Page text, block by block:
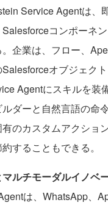
Service Agentは、
コンポーネ
企業は、フロー、
オブジェク
Agentにスキルを装
ダーと自然言語の命
のカスタムアクショ
することもできる。
ルチモーダルイノベ
は、WhatsApp、